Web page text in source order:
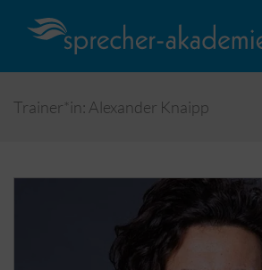
Trainer*in: Alexander Knaipp